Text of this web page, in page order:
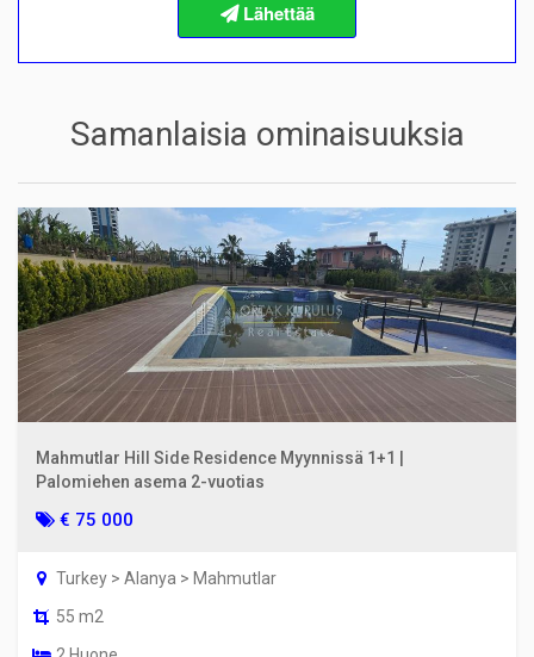
Samanlaisia ominaisuuksia
Mahmutlar Hill Side Residence Myynnissä 1+1 |
Palomiehen asema 2-vuotias
€ 75 000
Turkey > Alanya > Mahmutlar
55 m2